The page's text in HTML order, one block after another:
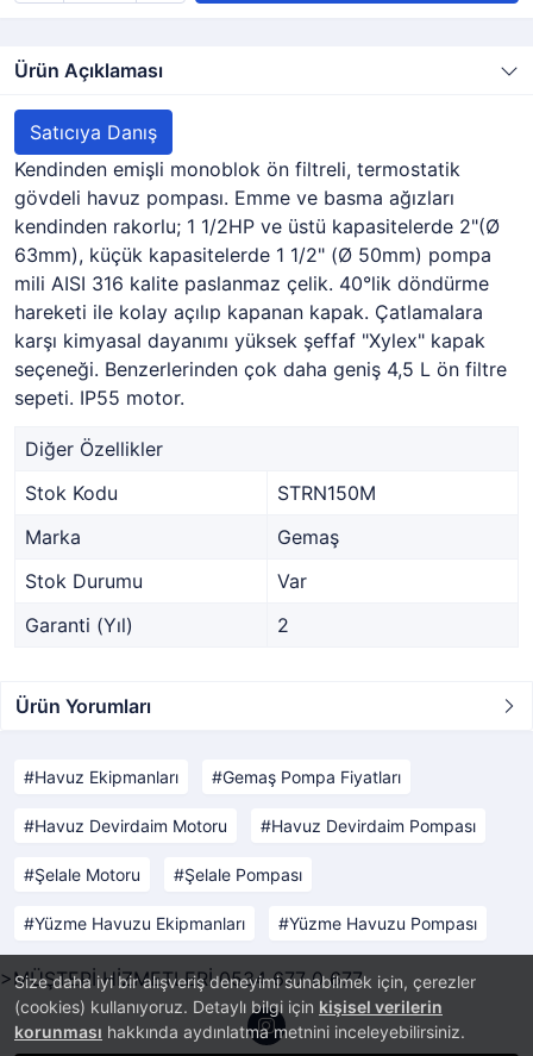
Size daha iyi bir alışveriş deneyimi sunabilmek için, çerezler
(cookies) kullanıyoruz. Detaylı bilgi için kişisel verilerin
korunması hakkında aydınlatma metnini inceleyebilirsiniz.
Ürün Açıklaması
Satıcıya Danış
Kendinden emişli monoblok ön filtreli, termostatik
gövdeli havuz pompası. Emme ve basma ağızları
kendinden rakorlu; 1 1/2HP ve üstü kapasitelerde 2"(Ø
63mm), küçük kapasitelerde 1 1/2" (Ø 50mm) pompa
mili AISI 316 kalite paslanmaz çelik. 40°lik döndürme
hareketi ile kolay açılıp kapanan kapak. Çatlamalara
karşı kimyasal dayanımı yüksek şeffaf "Xylex" kapak
seçeneği. Benzerlerinden çok daha geniş 4,5 L ön filtre
sepeti. IP55 motor.
Diğer Özellikler
Stok Kodu
STRN150M
Marka
Gemaş
Stok Durumu
Var
Garanti (Yıl)
2
Ürün Yorumları
Havuz Ekipmanları Gemaş Pompa Fiyatları
Havuz Devirdaim Motoru Havuz Devirdaim Pompası
Şelale Motoru Şelale Pompası
Yüzme Havuzu Ekipmanları Yüzme Havuzu Pompası
>MÜŞTERİ HİZMETLERİ 0534 677 0 677